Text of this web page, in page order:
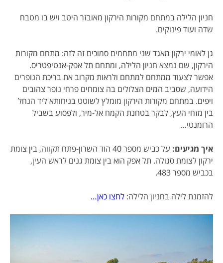
חניון הלילה במתחם מקורות הירקון מאובזר היטב ויש בו מטבח
שדה ועוד פינוקים.
גן לאומי ירקון מאגד שני מתחמים סמוכים זה לזה: מתחם מקורות
הירקון, שם נמצא חניון הלילה, ומתחם תל אפק-אנטיפטריס.
אפשר לצעוד ממתחם למתחם ולראות מקרוב את בריכת הנופרים
הידועה, שסביב המים הצלולים בה צומחים פרחי נופר צהובים
ויפים. במתחם מקורות הירקון מומלץ לשוטט בניחותא ליד הנחל
בין מזחי העץ, לבקר בטחנת הקמח אל-מיר, ולפסוע בשביל
הרומנטי…
איך מגיעים:
על כביש מספר 40 הוד השרון-פתח תקווה, בין צומת
ירקון לצומת סגולה. תל אפק הוא בין צומת גנים לראש העין,
בכביש מספר 483.
להזמנת לילה בחניון הלילה: לחצו כאן…